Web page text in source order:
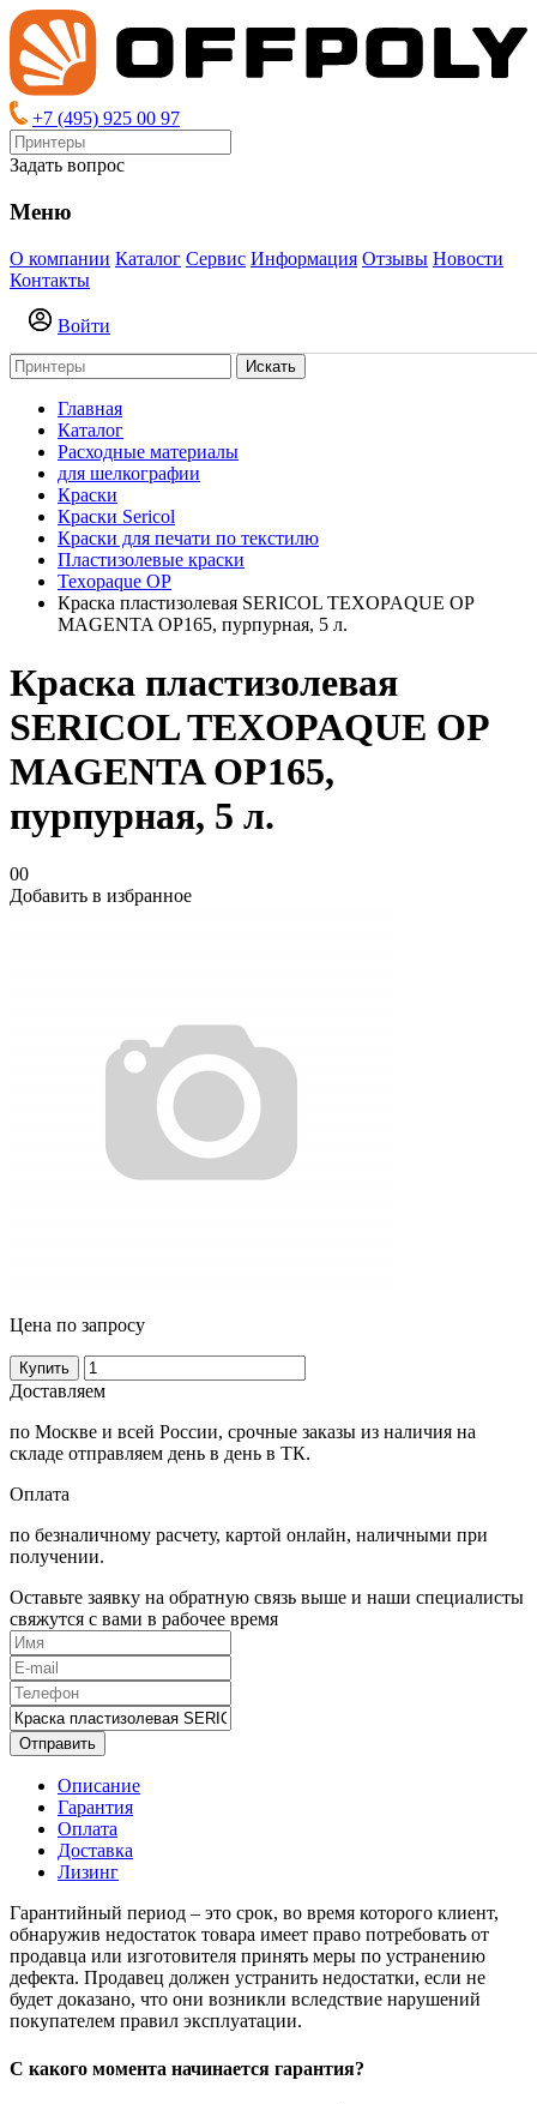
+7 (495) 925 00 97
Задать вопрос
Меню
О компании Каталог Сервис Информация Отзывы Новости
Контакты
Войти
Искать
Главная
Каталог
Расходные материалы
для шелкографии
Краски
Краски Sericol
Краски для печати по текстилю
Пластизолевые краски
Texopaque OP
Краска пластизолевая SERICOL TEXOPAQUE OP
MAGENTA OP165, пурпурная, 5 л.
Краска пластизолевая
SERICOL TEXOPAQUE OP
MAGENTA OP165,
пурпурная, 5 л.
00
Добавить в избранное
Цена по запросу
Купить
Доставляем
по Москве и всей России, срочные заказы из наличия на
складе отправляем день в день в ТК.
Оплата
по безналичному расчету, картой онлайн, наличными при
получении.
Оставьте заявку на обратную связь выше и наши специалисты
свяжутся с вами в рабочее время
Отправить
Описание
Гарантия
Оплата
Доставка
Лизинг
Гарантийный период – это срок, во время которого клиент,
обнаружив недостаток товара имеет право потребовать от
продавца или изготовителя принять меры по устранению
дефекта. Продавец должен устранить недостатки, если не
будет доказано, что они возникли вследствие нарушений
покупателем правил эксплуатации.
С какого момента начинается гарантия?